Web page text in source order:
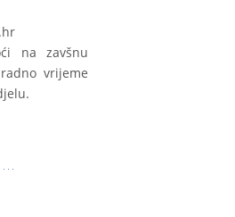
na zavšnu
vrijeme